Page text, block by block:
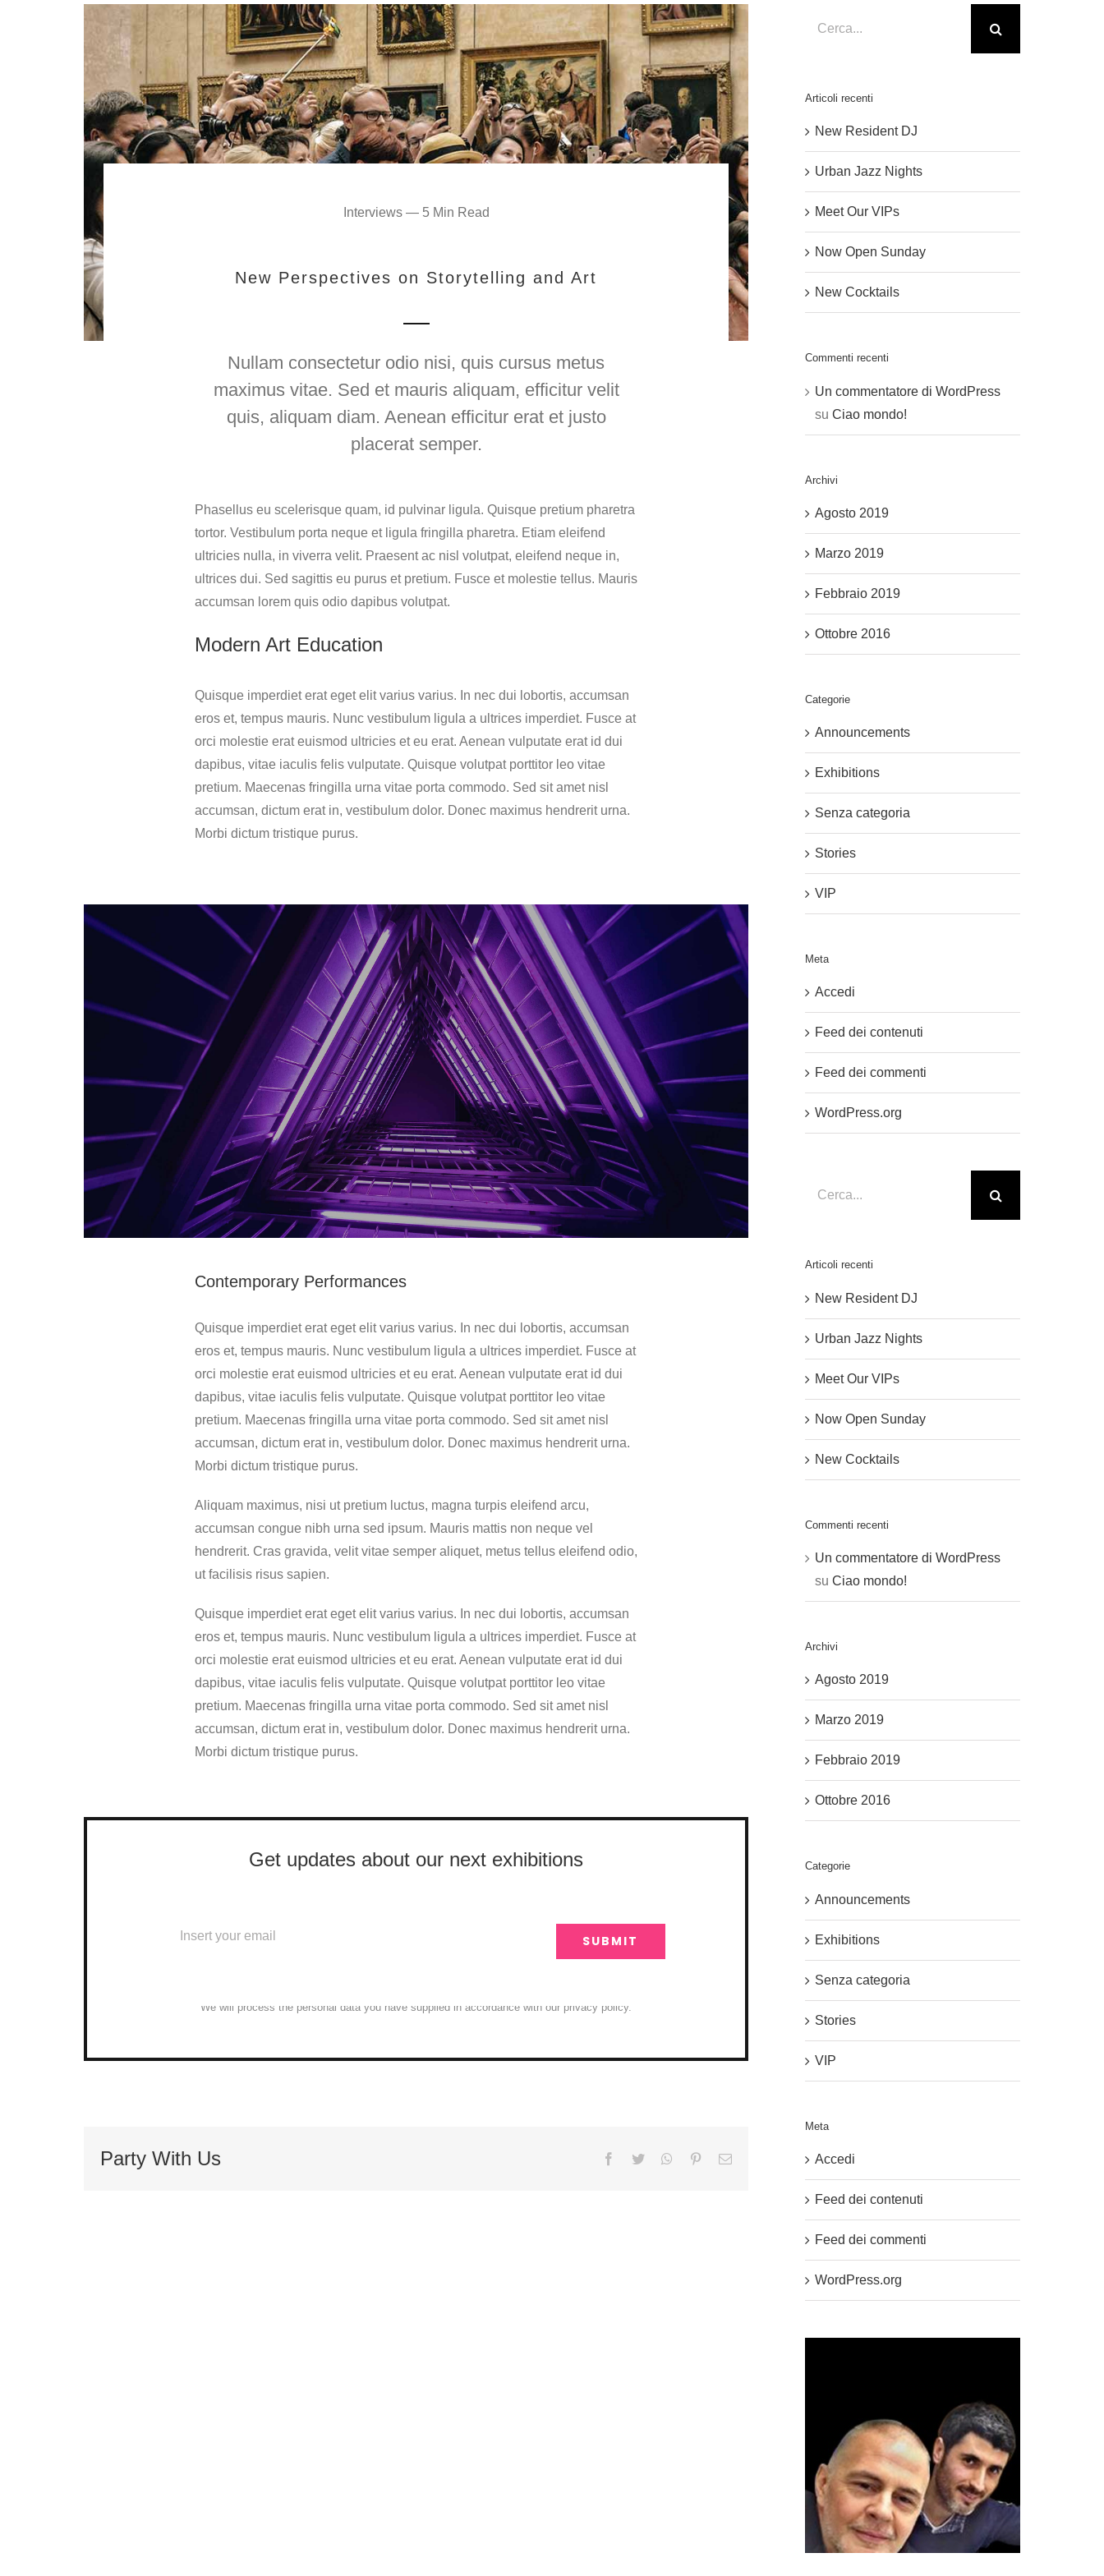
Interviews — 5 Min Read
New Perspectives on Storytelling and Art
Nullam consectetur odio nisi, quis cursus metus
maximus vitae. Sed et mauris aliquam, efficitur velit
quis, aliquam diam. Aenean efficitur erat et justo
placerat semper.
Phasellus eu scelerisque quam, id pulvinar ligula. Quisque pretium pharetra
tortor. Vestibulum porta neque et ligula fringilla pharetra. Etiam eleifend
ultricies nulla, in viverra velit. Praesent ac nisl volutpat, eleifend neque in,
ultrices dui. Sed sagittis eu purus et pretium. Fusce et molestie tellus. Mauris
accumsan lorem quis odio dapibus volutpat.
Modern Art Education
Quisque imperdiet erat eget elit varius varius. In nec dui lobortis, accumsan
eros et, tempus mauris. Nunc vestibulum ligula a ultrices imperdiet. Fusce at
orci molestie erat euismod ultricies et eu erat. Aenean vulputate erat id dui
dapibus, vitae iaculis felis vulputate. Quisque volutpat porttitor leo vitae
pretium. Maecenas fringilla urna vitae porta commodo. Sed sit amet nisl
accumsan, dictum erat in, vestibulum dolor. Donec maximus hendrerit urna.
Morbi dictum tristique purus.
Contemporary Performances
Quisque imperdiet erat eget elit varius varius. In nec dui lobortis, accumsan
eros et, tempus mauris. Nunc vestibulum ligula a ultrices imperdiet. Fusce at
orci molestie erat euismod ultricies et eu erat. Aenean vulputate erat id dui
dapibus, vitae iaculis felis vulputate. Quisque volutpat porttitor leo vitae
pretium. Maecenas fringilla urna vitae porta commodo. Sed sit amet nisl
accumsan, dictum erat in, vestibulum dolor. Donec maximus hendrerit urna.
Morbi dictum tristique purus.
Aliquam maximus, nisi ut pretium luctus, magna turpis eleifend arcu,
accumsan congue nibh urna sed ipsum. Mauris mattis non neque vel
hendrerit. Cras gravida, velit vitae semper aliquet, metus tellus eleifend odio,
ut facilisis risus sapien.
Quisque imperdiet erat eget elit varius varius. In nec dui lobortis, accumsan
eros et, tempus mauris. Nunc vestibulum ligula a ultrices imperdiet. Fusce at
orci molestie erat euismod ultricies et eu erat. Aenean vulputate erat id dui
dapibus, vitae iaculis felis vulputate. Quisque volutpat porttitor leo vitae
pretium. Maecenas fringilla urna vitae porta commodo. Sed sit amet nisl
accumsan, dictum erat in, vestibulum dolor. Donec maximus hendrerit urna.
Morbi dictum tristique purus.
Get updates about our next exhibitions
SUBMIT
We will process the personal data you have supplied in accordance with our privacy policy.
Party With Us Facebook
Twitter WhatsApp
PinterestEmail
per:
Articoli recenti
New Resident DJ
Urban Jazz Nights
Meet Our VIPs
Now Open Sunday
New Cocktails
Commenti recenti
Un commentatore di WordPress
su Ciao mondo!
Archivi
Agosto 2019
Marzo 2019
Febbraio 2019
Ottobre 2016
Categorie
Announcements
Exhibitions
Senza categoria
Stories
VIP
Meta
Accedi
Feed dei contenuti
Feed dei commenti
WordPress.org
per:
Articoli recenti
New Resident DJ
Urban Jazz Nights
Meet Our VIPs
Now Open Sunday
New Cocktails
Commenti recenti
Un commentatore di WordPress
su Ciao mondo!
Archivi
Agosto 2019
Marzo 2019
Febbraio 2019
Ottobre 2016
Categorie
Announcements
Exhibitions
Senza categoria
Stories
VIP
Meta
Accedi
Feed dei contenuti
Feed dei commenti
WordPress.org